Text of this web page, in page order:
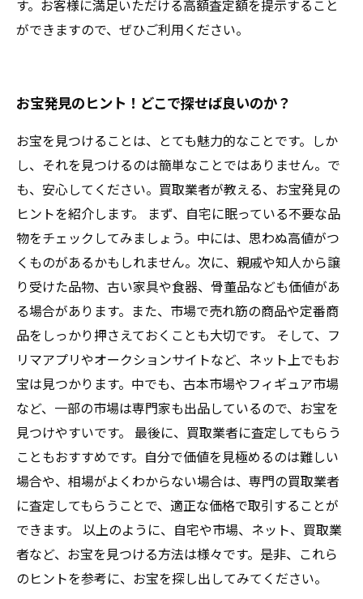
す。お客様に満足いただける高額査定額を提示すること
ができますので、ぜひご利用ください。
お宝発見のヒント！どこで探せば良いのか？
お宝を見つけることは、とても魅力的なことです。しか
し、それを見つけるのは簡単なことではありません。で
も、安心してください。買取業者が教える、お宝発見の
ヒントを紹介します。 まず、自宅に眠っている不要な品
物をチェックしてみましょう。中には、思わぬ高値がつ
くものがあるかもしれません。次に、親戚や知人から譲
り受けた品物、古い家具や食器、骨董品なども価値があ
る場合があります。また、市場で売れ筋の商品や定番商
品をしっかり押さえておくことも大切です。 そして、フ
リマアプリやオークションサイトなど、ネット上でもお
宝は見つかります。中でも、古本市場やフィギュア市場
など、一部の市場は専門家も出品しているので、お宝を
見つけやすいです。 最後に、買取業者に査定してもらう
こともおすすめです。自分で価値を見極めるのは難しい
場合や、相場がよくわからない場合は、専門の買取業者
に査定してもらうことで、適正な価格で取引することが
できます。 以上のように、自宅や市場、ネット、買取業
者など、お宝を見つける方法は様々です。是非、これら
のヒントを参考に、お宝を探し出してみてください。